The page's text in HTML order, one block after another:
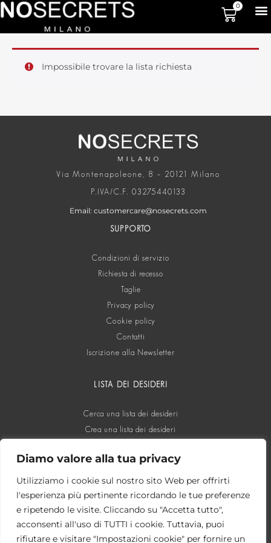
Diamo valore alla tua privacy
Utilizziamo i cookie sul nostro sito Web per offrirti
l'esperienza più pertinente ricordando le tue preferenze
e ripetendo le visite. Cliccando su "Accetta tutto",
acconsenti all'uso di TUTTI i cookie. Tuttavia, puoi
rifiutare e visitare "Impostazioni cookie" per fornire un
0
Impossibile trovare la lista richiesta
Via Montenapoleone, 8 – 20121 Milano
P.IVA/C.F. 03275440133
Email: customercare@nosecrets.com
SUPPORTO
Condizioni di servizio
Richiesta di recesso
Taglie
Privacy policy
Cookie policy
Contatti
Iscrizione alla Newsletter
LISTA DEI DESIDERI
Cerca una lista dei desideri
Crea una lista dei desideri
SOCIAL